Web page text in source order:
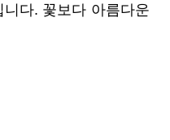
다. 꽃보다 아름다운